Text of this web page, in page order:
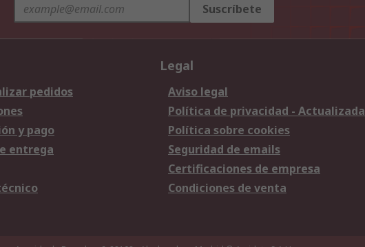
Suscríbete
pedidos
y pago
entrega
Legal
Aviso legal
Política de privacidad - Actualizada
Política sobre cookies
Seguridad de emails
Certificaciones de empresa
Condiciones de venta